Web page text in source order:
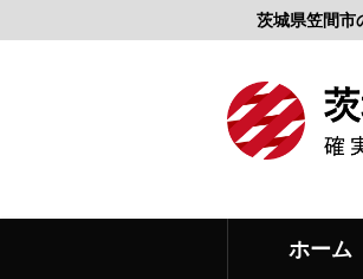
茨城県笠間市
ホーム